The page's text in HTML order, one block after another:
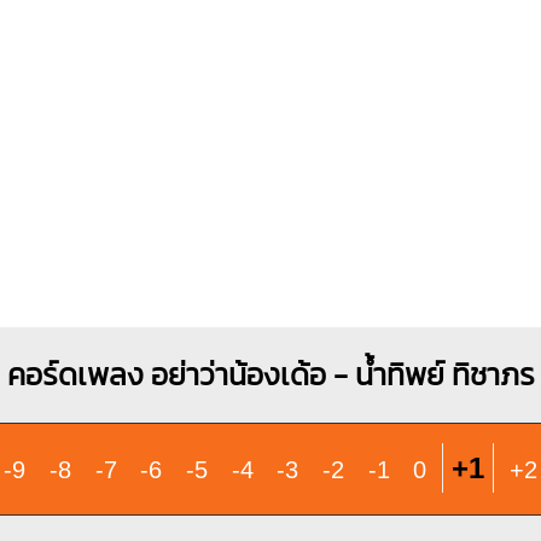
คอร์ดเพลง อย่าว่าน้องเด้อ - น้ำทิพย์ ทิชาภร
-9 -8 -7 -6 -5 -4 -3 -2 -1 0 +1 +2